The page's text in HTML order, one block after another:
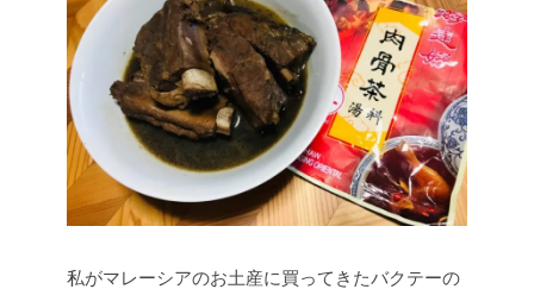
私がマレーシアのお土産に買ってきたバクテーの